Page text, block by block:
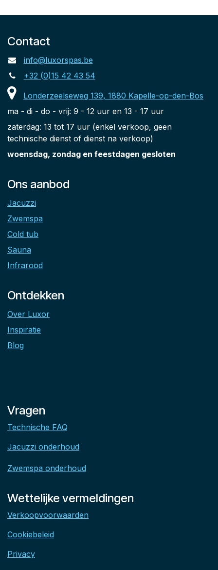
Contact
info@luxorspas.be
+32 (0)15 42 43 54
Londerzeelseweg 139, 1880 Kapelle-op-den-Bos
ma - di - do - vrij: 9 - 12 uur en 13 - 17 uur
zaterdag: 13 tot 17 uur (enkel verkoop, geen
technische dienst of dienst na verkoop)
woensdag, zondag en feestdagen gesloten
Ons aanbod
Jacuzzi
Zwemspa
Cold tub
Sauna
Infrarood
Ontdekken
Over Luxor
Inspiratie
Blog
Vragen
Technische FAQ
Jacuzzi onderhoud
Zwemspa onderhoud
Wettelijke vermeldingen
Verkoopvoorwaarden
Cookiebeleid
Privacy